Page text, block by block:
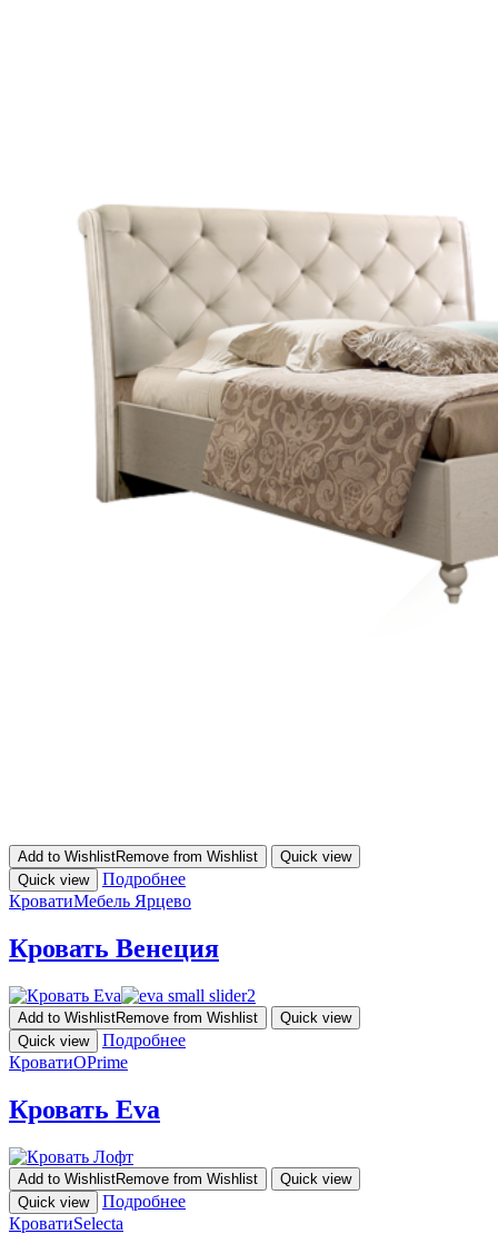
Add to WishlistRemove from Wishlist
Quick view
Quick view
Подробнее
КроватиМебель Ярцево
Кровать Венеция
Add to WishlistRemove from Wishlist
Quick view
Quick view
Подробнее
КроватиOPrime
Кровать Eva
Add to WishlistRemove from Wishlist
Quick view
Quick view
Подробнее
КроватиSelecta